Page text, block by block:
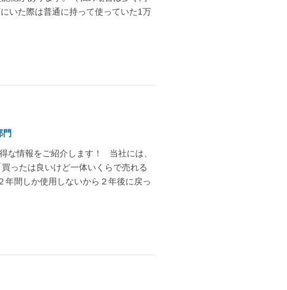
いた際は普通に持って使っていた1万
門
な情報をご紹介します！ 当社には、
ったは良いけど一体いくらで売れる
間しか使用しないから２年後に戻っ